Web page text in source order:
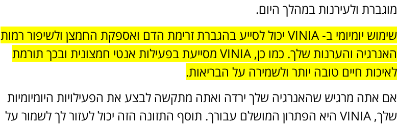
מוגברת ולעירנות במהלך היום.
שימוש יומיומי ב- VINIA יכול לסייע בהגברת זרימת הדם ואספקת החמצן ולשיפור רמות
האנרגיה והערנות שלך. כמו כן, VINIA מסייעת בפעילות אנטי חמצונית ובכך תורמת
לאיכות חיים טובה יותר ולשמירה על הבריאות.
אם אתה מרגיש שהאנרגיה שלך ירדה ואתה מתקשה לבצע את הפעילויות היומיומיות
שלך, VINIA היא הפתרון המושלם עבורך. תוסף התזונה הזה יכול לעזור לך לשמור על